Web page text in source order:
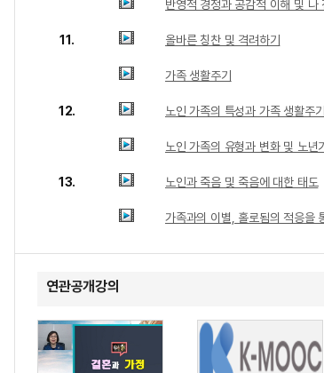
반영적 경청과 공감적 이해 및 나
11. 올바른 칭찬 및 격려하기
가족 생활주기
12. 노인 가족의 특성과 가족 생활주
노인 가족의 유형과 변화 및 노년
13. 노인과 죽음 및 죽음에 대한 태도
가족과의 이별, 홀로됨의 적응을
연관공개강의